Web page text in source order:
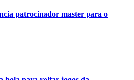
patrocinador master para o